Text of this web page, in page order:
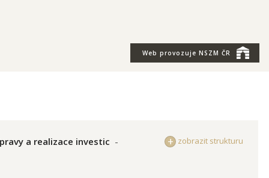
Web provozuje NSZM ČR
zobrazit strukturu
a realizace investic -